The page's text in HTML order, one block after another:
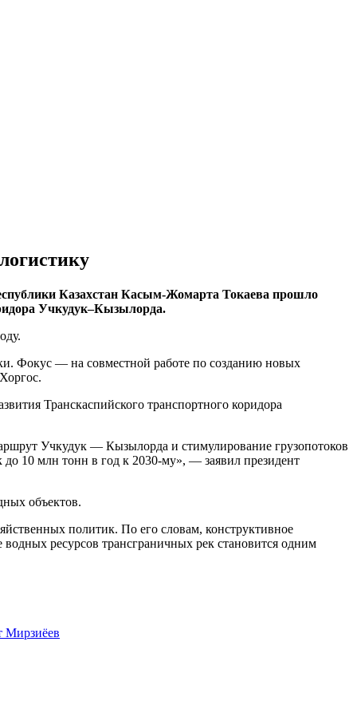
Казахстан Касым-Жомарта Токаева прошло
Учкудук–Кызылорда.
Фокус — на совместной работе по созданию новых
Транскаспийского транспортного коридора
Учкудук — Кызылорда и стимулирование грузопотоков
до 10 млн тонн в год к 2030-му», — заявил президент
объектов.
политик. По его словам, конструктивное
водных ресурсов трансграничных рек становится одним
Мирзиёев